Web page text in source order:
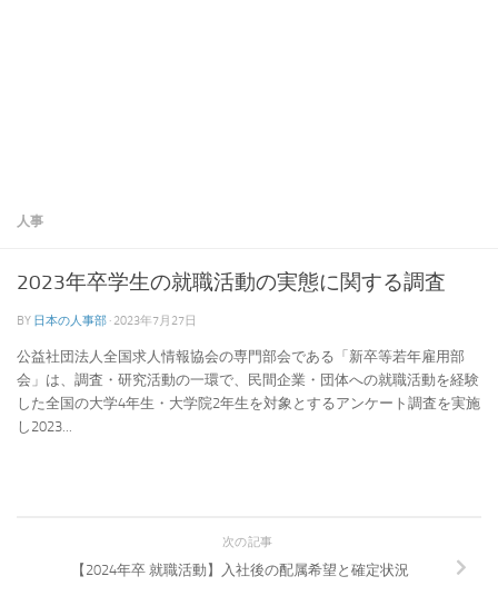
人事
2023年卒学生の就職活動の実態に関する調査
BY 日本の人事部 · 2023年7月27日
公益社団法人全国求人情報協会の専門部会である「新卒等若年雇用部
会」は、調査・研究活動の一環で、民間企業・団体への就職活動を経験
した全国の大学4年生・大学院2年生を対象とするアンケート調査を実施
し2023...
次の記事
【2024年卒 就職活動】入社後の配属希望と確定状況